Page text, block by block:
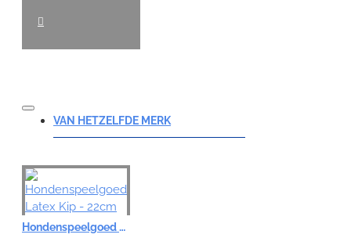
VAN HETZELFDE MERK
Hondenspeelgoed Latex Kip - 22cm